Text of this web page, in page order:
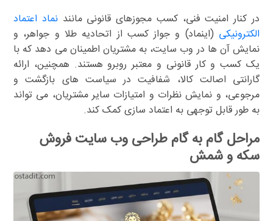
در کنار امنیت فنی، کسب مجوزهای قانونی مانندنماد اعتماد
الکترونیکی (اینماد) و جواز کسب از اتحادیه طلا و جواهر، و
نمایش آن ها در وب سایت، به مشتریان اطمینان می دهد که با
یک کسب و کار قانونی و معتبر روبرو هستند. همچنین، ارائه
گارانتی اصالت کالا، شفافیت در سیاست های بازگشت و
مرجوعی، و نمایش نظرات و امتیازات سایر مشتریان، می تواند
به طور قابل توجهی به اعتماد سازی کمک کند.
مراحل گام به گام طراحی وب سایت فروش
سکه و شمش